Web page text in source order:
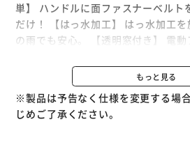
単】 ハンドルに面ファスナーベルト
だけ！ 【はっ水加工】 はっ水加工
の雨でも安心。 【透明窓付き】 電
やすく、操作もしやすい！(※フラッ
ドルには装着できません。) 【通気
素材を採用し、通気性が抜群。ムレ
使用でも快適。 【快適な使い心地】
もっと見る
※製品は予告なく仕様を変更する場
じめご了承ください。